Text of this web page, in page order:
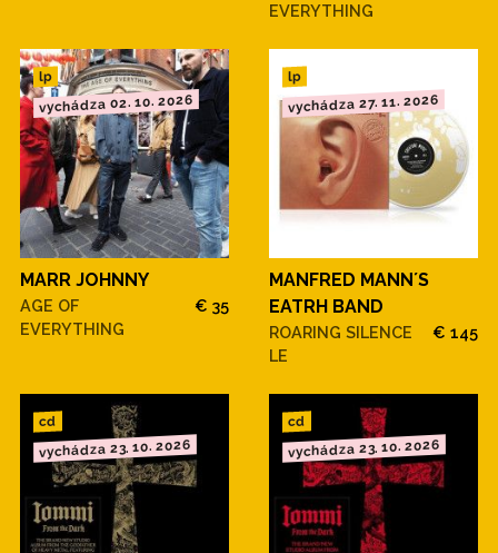
EVERYTHING
lp
vychádza 02. 10. 2026
MARR JOHNNY
AGE OF
EVERYTHING
€ 35
lp
vychádza 27. 11. 2026
MANFRED MANN´S
EATRH BAND
ROARING SILENCE
LE
€ 145
cd
vychádza 23. 10. 2026
cd
vychádza 23. 10. 2026